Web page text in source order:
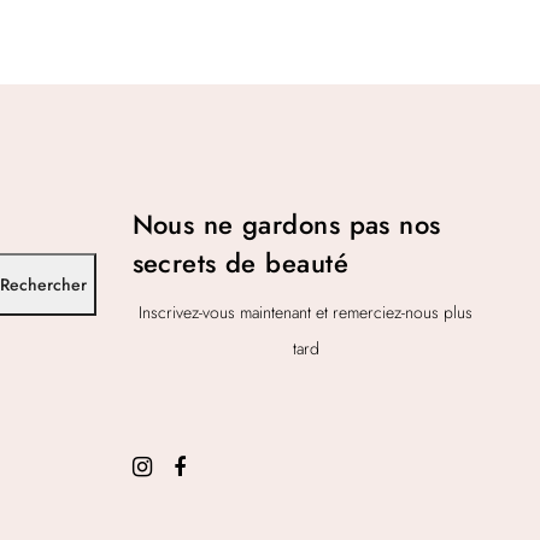
Rechercher
Nous ne gardons pas nos
secrets de beauté
Inscrivez-vous maintenant et remerciez-nous plus
tard